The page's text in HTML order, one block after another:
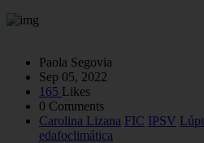
Paola Segovia
Sep 05, 2022
165 Likes
0 Comments
Carolina Lizana FIC IPSV
edafoclimática